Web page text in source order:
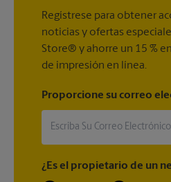
Regístrese para obtener
noticias y ofertas
Store® y ahorre un 15 %
de impresión en línea.
Proporcione su correo
¿Es el propietario de un